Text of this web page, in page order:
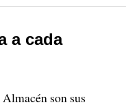
a cada
son sus